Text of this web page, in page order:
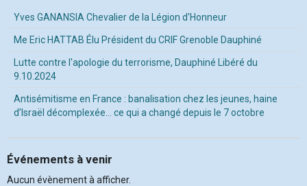
Yves GANANSIA Chevalier de la Légion d'Honneur
Me Eric HATTAB Élu Président du CRIF Grenoble Dauphiné
Lutte contre l'apologie du terrorisme, Dauphiné Libéré du
9.10.2024
Antisémitisme en France : banalisation chez les jeunes, haine
d’Israël décomplexée… ce qui a changé depuis le 7 octobre
Événements à venir
Aucun évènement à afficher.